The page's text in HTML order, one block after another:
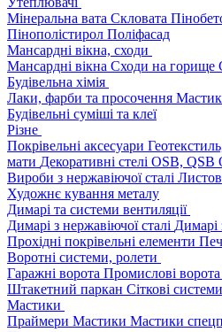
Мінеральна вата Скловата
Пінополістирол Поліфасад
Мансардні вікна, сходи
Мансардні вікна Сходи на горище
Будівельна хімія
Лаки, фарби та просочення
Будівельні суміші та клеї
Різне
Покрівельні аксесуари
мати Декоративні стелі OSB, QSB
Вироби з нержавіючої сталі
Художнє кування металу
Димарі та системи вентиляції
Димарі з нержавіючої сталі Димарі
Прохідні покрівельні елементи
Воротні системи, ролети
Гаражні ворота Промислові ворота
Штакетний паркан Сіткові
Мастики
Праймери Мастики Мастики